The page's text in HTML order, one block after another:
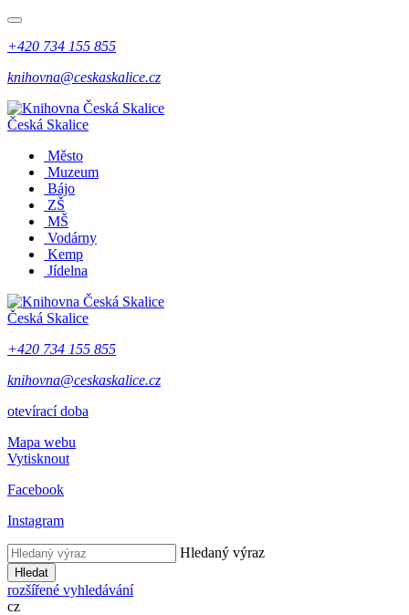
+420 734 155 855
knihovna@ceskaskalice.cz
Česká Skalice
Město
Muzeum
Bájo
ZŠ
MŠ
Vodárny
Kemp
Jídelna
Česká Skalice
+420 734 155 855
knihovna@ceskaskalice.cz
otevírací doba
Mapa webu
Vytisknout
Facebook
Instagram
Hledaný výraz
Hledat
rozšířené vyhledávání
cz